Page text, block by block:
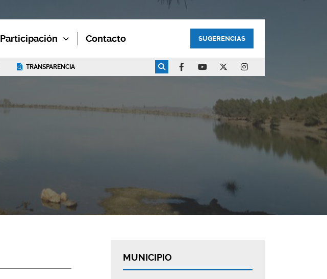
Participación Contacto SUGERENCIAS
TRANSPARENCIA
MUNICIPIO